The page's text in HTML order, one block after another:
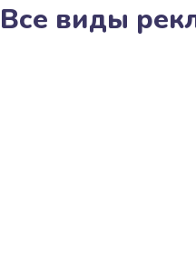
Все виды